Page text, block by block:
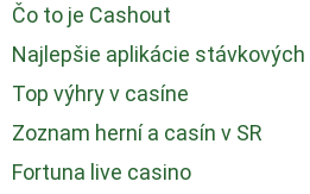
Čo to je Cashout
Najlepšie aplikácie
Top výhry v casíne
Zoznam herní a casín v SR
Fortuna live casino